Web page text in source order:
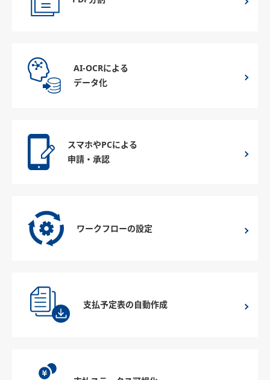
AI-OCRによる
データ化
スマホやPCによる
申請・承認
ワークフローの設定
支払予定表の自動作成